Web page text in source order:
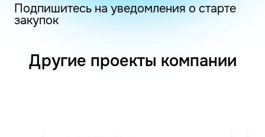
Подпишитесь на уведомления о старте
закупок
Другие проекты компании